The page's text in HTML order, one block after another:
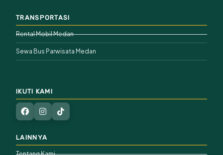
TRANSPORTASI
Rental Mobil Medan
Sewa Bus Parwisata Medan
IKUTI KAMI
LAINNYA